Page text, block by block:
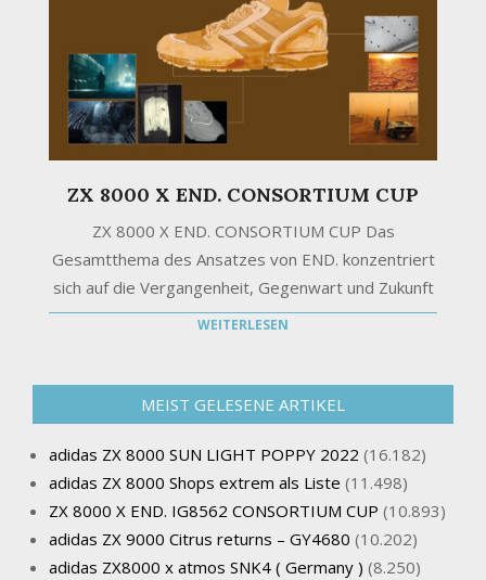
ZX 8000 X END. CONSORTIUM CUP
ZX 8000 X END. CONSORTIUM CUP Das
Gesamtthema des Ansatzes von END. konzentriert
sich auf die Vergangenheit, Gegenwart und Zukunft
WEITERLESEN
MEIST GELESENE ARTIKEL
adidas ZX 8000 SUN LIGHT POPPY 2022 (16.182)
adidas ZX 8000 Shops extrem als Liste (11.498)
ZX 8000 X END. IG8562 CONSORTIUM CUP (10.893)
adidas ZX 9000 Citrus returns – GY4680 (10.202)
adidas ZX8000 x atmos SNK4 ( Germany ) (8.250)